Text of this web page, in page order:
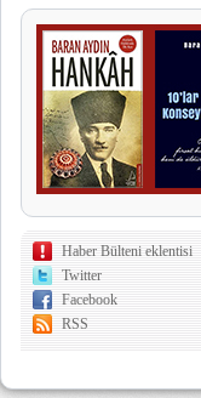
Haber Bülteni eklentisi
Twitter
Facebook
RSS